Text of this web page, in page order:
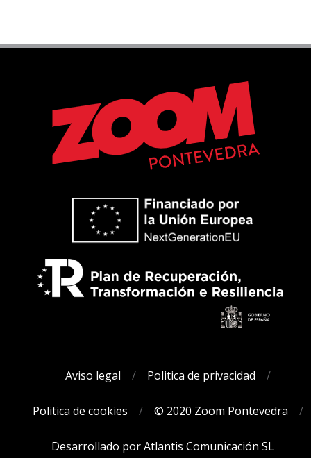
Aviso legal Politica de privacidad
Politica de cookies © 2020 Zoom Pontevedra
Desarrollado por Atlantis Comunicación SL